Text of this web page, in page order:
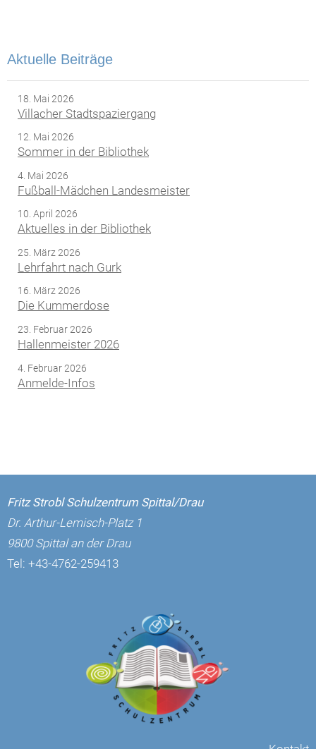
Aktuelle Beiträge
18. Mai 2026
Villacher Stadtspaziergang
12. Mai 2026
Sommer in der Bibliothek
4. Mai 2026
Fußball-Mädchen Landesmeister
10. April 2026
Aktuelles in der Bibliothek
25. März 2026
Lehrfahrt nach Gurk
16. März 2026
Die Kummerdose
23. Februar 2026
Hallenmeister 2026
4. Februar 2026
Anmelde-Infos
Fritz Strobl Schulzentrum Spittal/Drau
Dr. Arthur-Lemisch-Platz 1
9800 Spittal an der Drau
Tel: +43-4762-259413